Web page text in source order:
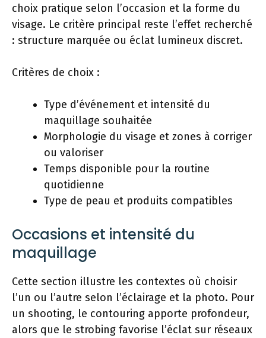
choix pratique selon l’occasion et la forme du
visage. Le critère principal reste l’effet recherché
: structure marquée ou éclat lumineux discret.
Critères de choix :
Type d’événement et intensité du
maquillage souhaitée
Morphologie du visage et zones à corriger
ou valoriser
Temps disponible pour la routine
quotidienne
Type de peau et produits compatibles
Occasions et intensité du
maquillage
Cette section illustre les contextes où choisir
l’un ou l’autre selon l’éclairage et la photo. Pour
un shooting, le contouring apporte profondeur,
alors que le strobing favorise l’éclat sur réseaux